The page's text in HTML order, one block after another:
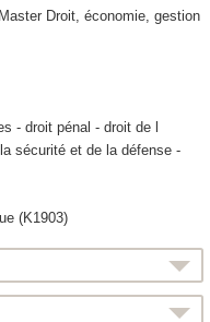
Master Droit, économie, gestion
- droit pénal - droit de l
sécurité et de la défense -
(K1903)